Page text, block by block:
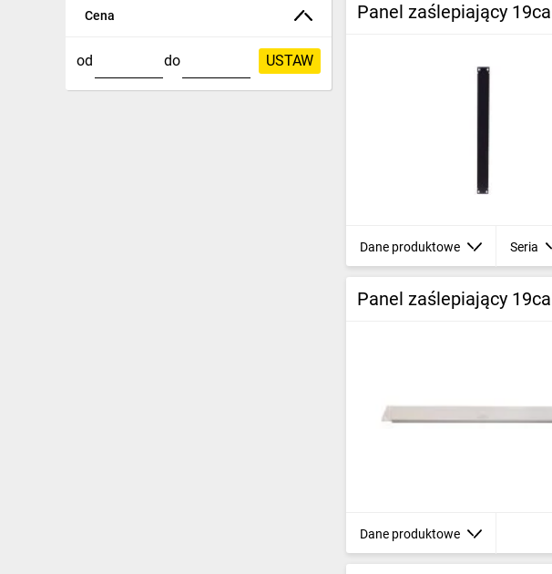
Cena
od do USTAW
Panel zaślepiający
Dane produktowe Seria
Panel zaślepiający
Dane produktowe